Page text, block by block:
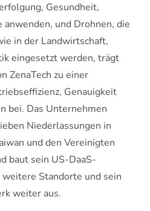
Gesundheit,
und Drohnen, die
in der Landwirtschaft,
eingesetzt werden, trägt
ZenaTech zu einer
Genauigkeit
bei. Das Unternehmen
Niederlassungen in
und den Vereinigten
baut sein US-DaaS-
Standorte und sein
weiter aus.